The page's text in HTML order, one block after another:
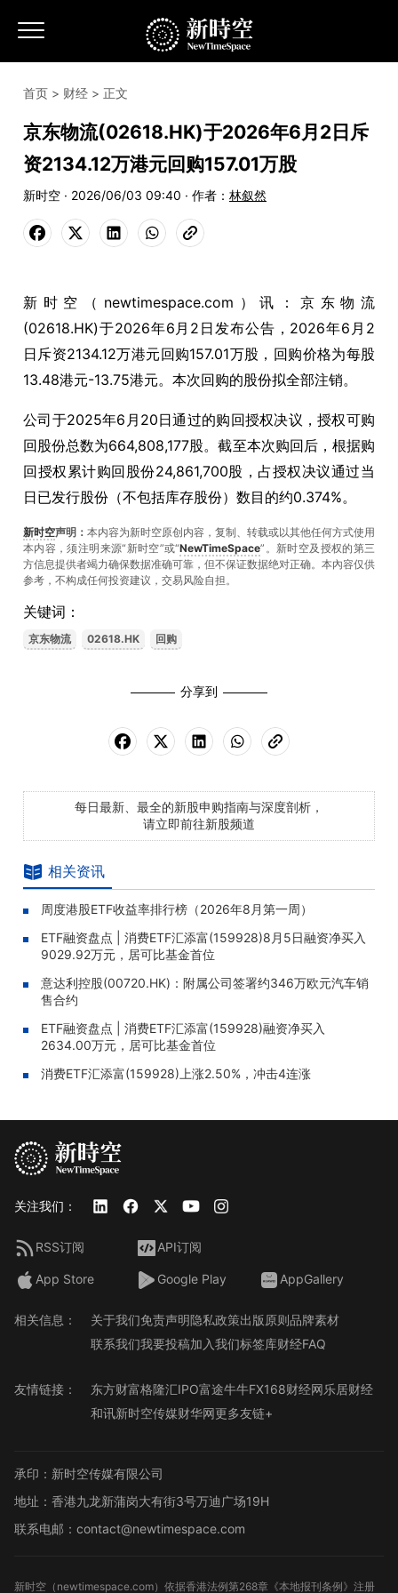
首页 > 财经 > 正文
京东物流(02618.HK)于2026年6月2日斥
资2134.12万港元回购157.01万股
新时空 · 2026/06/03 09:40 · 作者： 林叙然
新时空（newtimespace.com）讯：京东物流
(02618.HK)于2026年6月2日发布公告，2026年6月2
日斥资2134.12万港元回购157.01万股，回购价格为每股
13.48港元-13.75港元。本次回购的股份拟全部注销。
公司于2025年6月20日通过的购回授权决议，授权可购
回股份总数为664,808,177股。截至本次购回后，根据购
回授权累计购回股份24,861,700股，占授权决议通过当
日已发行股份（不包括库存股份）数目的约0.374%。
新时空声明： 本内容为新时空原创内容，复制、转载或以其他任何方式使用
本内容，须注明来源“新时空”或“NewTimeSpace”。新时空及授权的第三
方信息提供者竭力确保数据准确可靠，但不保证数据绝对正确。本內容仅供
参考，不构成任何投资建议，交易风险自担。
关键词：
京东物流 02618.HK 回购
分享到
每日最新、最全的新股申购指南与深度剖析，
请立即前往新股频道
相关资讯
周度港股ETF收益率排行榜（2026年8月第一周）
ETF融资盘点 | 消费ETF汇添富(159928)8月5日融资净买入
9029.92万元，居可比基金首位
意达利控股(00720.HK)：附属公司签署约346万欧元汽车销
售合约
ETF融资盘点 | 消费ETF汇添富(159928)融资净买入
2634.00万元，居可比基金首位
消费ETF汇添富(159928)上涨2.50%，冲击4连涨
关注我们：
RSS订阅 API订阅
App Store Google Play AppGallery
相关信息： 关于我们免责声明隐私政策出版原则品牌素材
联系我们我要投稿加入我们标签库财经FAQ
友情链接： 东方财富格隆汇IPO富途牛牛FX168财经网乐居财经
和讯新时空传媒财华网更多友链+
承印：新时空传媒有限公司
地址：香港九龙新蒲岗大有街3号万迪广场19H
联系电邮：contact@newtimespace.com
新时空（ newtimespace.com）依据香港法例第268章《本地报刊条例》注册